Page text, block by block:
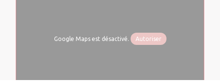
Google Maps est désactivé. Autoriser